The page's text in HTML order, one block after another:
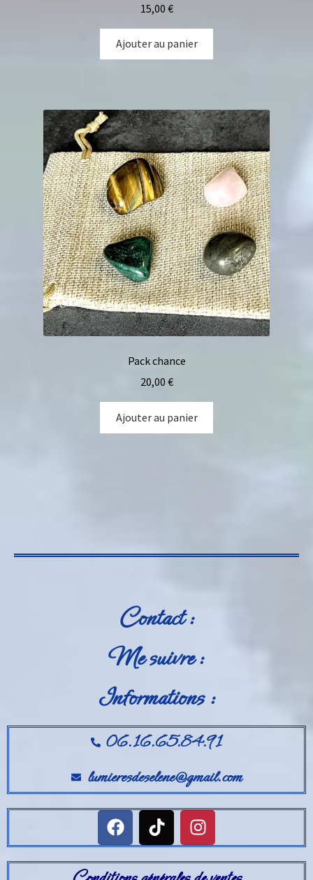
15,00 €
Ajouter au panier
Pack chance
20,00 €
Ajouter au panier
Contact :
Me suivre :
Informations :
06.16.65.84.91
lumieresdeselene@gmail.com